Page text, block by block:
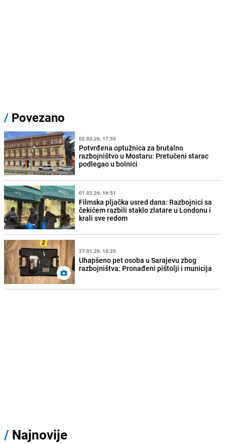
/ Povezano
02.02.26. 17:55
Potvrđena optužnica za brutalno
razbojništvo u Mostaru: Pretučeni starac
podlegao u bolnici
01.02.26. 16:51
Filmska pljačka usred dana: Razbojnici sa
čekićem razbili staklo zlatare u Londonu i
krali sve redom
27.01.26. 10:20
Uhapšeno pet osoba u Sarajevu zbog
razbojništva: Pronađeni pištolji i municija
/ Najnovije